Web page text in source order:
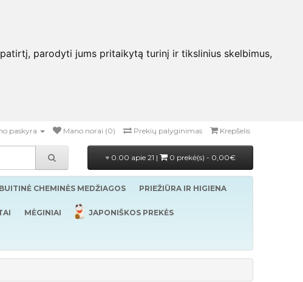
parodyti jums pritaikytą turinį ir tikslinius skelbimus,
paskyra Mano norai (0) Prekių palyginimas Krepšelis
0.00 apie 21 | 0 prekė(s) - 0,00€
BUITINĖ CHEMINĖS MEDŽIAGOS PRIEŽIŪRA IR HIGIENA
MĖGINIAI JAPONIŠKOS PREKĖS